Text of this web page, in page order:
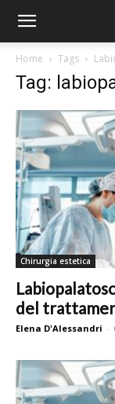
Home Tags
Tag:
Chirurgia estetica
del
Elena D'Alessandri -